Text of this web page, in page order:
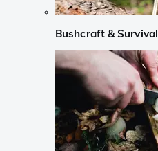
Bushcraft & Survival